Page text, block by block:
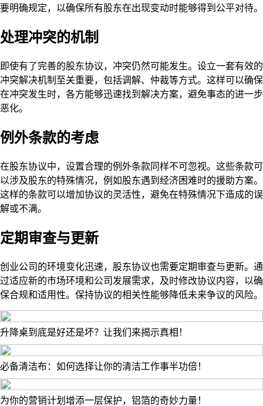
要明确规定，以确保所有股东在出现变动时能够得到公平对待。
处理冲突的机制
即使有了完善的股东协议，冲突仍然可能发生。设立一套有效的
冲突解决机制至关重要，包括调解、仲裁等方式。这样可以确保
在冲突发生时，各方能够迅速找到解决方案，避免事态的进一步
恶化。
例外条款的考虑
在股东协议中，设置合理的例外条款同样不可忽视。这些条款可
以涉及股东的特殊情况，例如股东遇到经济困难时的援助方案。
这样的条款可以增加协议的灵活性，避免在特殊情况下造成的误
解或不满。
定期审查与更新
创业公司的环境变化迅速，股东协议也需要定期审查与更新。通
过适应新的市场环境和公司发展需求，及时修改协议内容，以确
保合规和适用性。保持协议的相关性能够降低未来争议的风险。
升降桌到底是好还是坏？让我们来揭示真相！
必备清洁布：如何选择让你的清洁工作事半功倍！
为你的营销计划增添一层保护，铝箔的奇妙力量！